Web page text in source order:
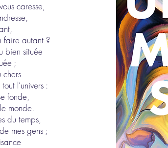
caresse,
faire autant ?
bien située
;
chers
l’univers :
fonde,
monde.
du temps,
mes gens ;